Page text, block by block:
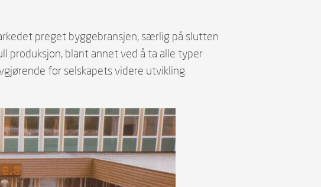
preget byggebransjen, særlig på slutten
produksjon, blant annet ved å ta alle typer
for selskapets videre utvikling.